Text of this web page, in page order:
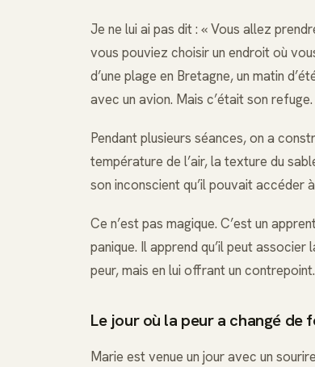
Je ne lui ai pas dit : « Vous allez
vous pouviez choisir un endroit où
d’une plage en Bretagne, un matin
avec un avion. Mais c’était son refuge.
Pendant plusieurs séances, on a
température de l’air, la texture du
son inconscient qu’il pouvait accéder
Ce n’est pas magique. C’est un
panique. Il apprend qu’il peut
peur, mais en lui offrant un contrepoint.
Le jour où la peur a changé de
Marie est venue un jour avec un